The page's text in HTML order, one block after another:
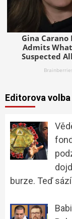
Editorova volba
burze. Teď